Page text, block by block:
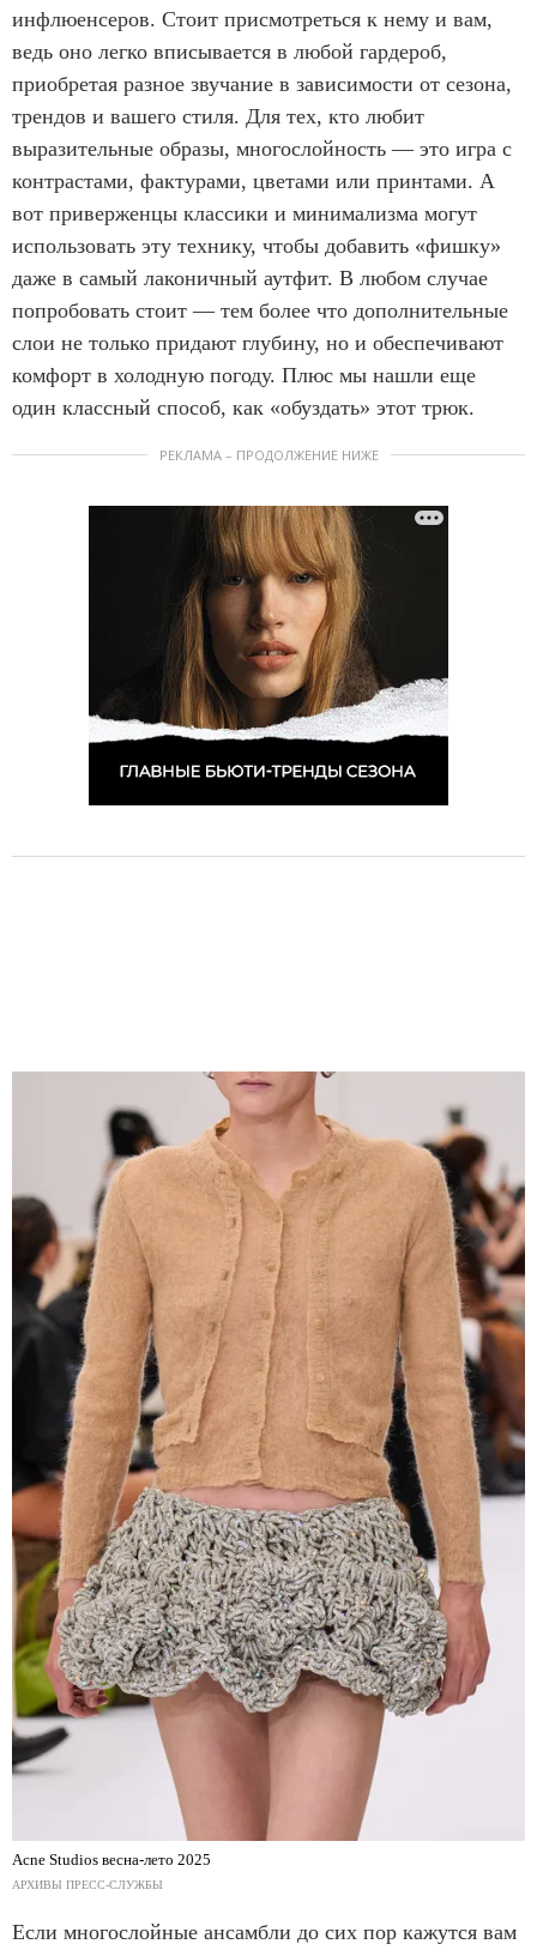
инфлюенсеров. Стоит присмотреться к нему и вам,
ведь оно легко вписывается в любой гардероб,
приобретая разное звучание в зависимости от сезона,
трендов и вашего стиля. Для тех, кто любит
выразительные образы, многослойность — это игра с
контрастами, фактурами, цветами или принтами. А
вот приверженцы классики и минимализма могут
использовать эту технику, чтобы добавить «фишку»
даже в самый лаконичный аутфит. В любом случае
попробовать стоит — тем более что дополнительные
слои не только придают глубину, но и обеспечивают
комфорт в холодную погоду. Плюс мы нашли еще
один классный способ, как «обуздать» этот трюк.
РЕКЛАМА – ПРОДОЛЖЕНИЕ НИЖЕ
Acne Studios весна-лето 2025
АРХИВЫ ПРЕСС-СЛУЖБЫ
Если многослойные ансамбли до сих пор кажутся вам